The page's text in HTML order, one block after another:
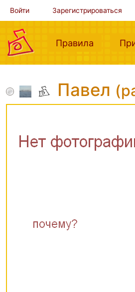
Войти Зарегистрироваться
Правила (current)
Павел